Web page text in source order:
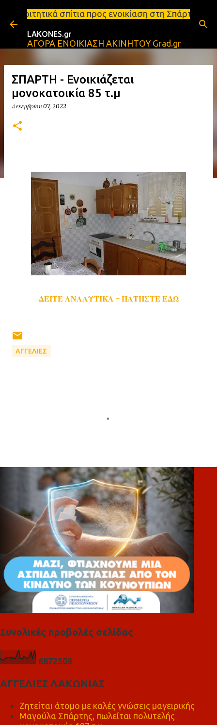
Μετάβαση στο κύριο περιεχόμενο
προς ενοικίαση στη Σπάρτη Ενοικιάσεις
LAKONES.gr
ΑΓΟΡΑ ΕΝΟΙΚΙΑΣΗ ΑΚΙΝΗΤΟΥ Grad.gr
ΣΠΑΡΤΗ - Ενοικιάζεται
μονοκατοικία 85 τ.μ
Δεκεμβρίου 07, 2022
ΔΕΙΤΕ ΑΝΑΛΥΤΙΚΑ - ΠΑΤΗΣΤΕ ΕΔΩ
ΑΓΓΕΛΙΕΣ
λ
Συνολικές προβολές σελίδας
6872509
ΑΓΓΕΛΙΕΣ ΛΑΚΩΝΙΑΣ
Ζητείται άτομο με καλές γνώσεις μαγειρικής
Μαγούλα Σπάρτης, πωλείται πολυτελής